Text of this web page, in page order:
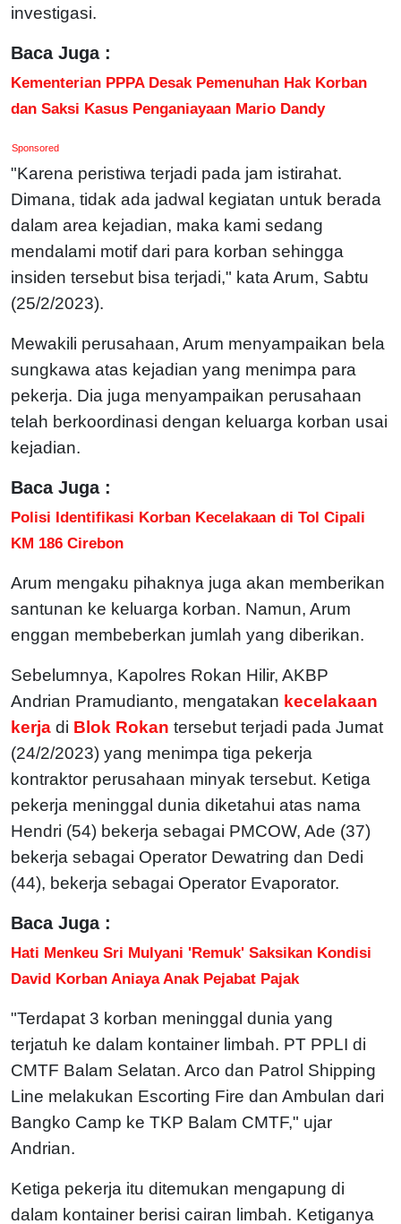
investigasi.
Baca Juga :
Kementerian PPPA Desak Pemenuhan Hak Korban
dan Saksi Kasus Penganiayaan Mario Dandy
Sponsored
"Karena peristiwa terjadi pada jam istirahat.
Dimana, tidak ada jadwal kegiatan untuk berada
dalam area kejadian, maka kami sedang
mendalami motif dari para korban sehingga
insiden tersebut bisa terjadi," kata Arum, Sabtu
(25/2/2023).
Mewakili perusahaan, Arum menyampaikan bela
sungkawa atas kejadian yang menimpa para
pekerja. Dia juga menyampaikan perusahaan
telah berkoordinasi dengan keluarga korban usai
kejadian.
Baca Juga :
Polisi Identifikasi Korban Kecelakaan di Tol Cipali
KM 186 Cirebon
Arum mengaku pihaknya juga akan memberikan
santunan ke keluarga korban. Namun, Arum
enggan membeberkan jumlah yang diberikan.
Sebelumnya, Kapolres Rokan Hilir, AKBP
Andrian Pramudianto, mengatakan kecelakaan
kerja di Blok Rokan tersebut terjadi pada Jumat
(24/2/2023) yang menimpa tiga pekerja
kontraktor perusahaan minyak tersebut. Ketiga
pekerja meninggal dunia diketahui atas nama
Hendri (54) bekerja sebagai PMCOW, Ade (37)
bekerja sebagai Operator Dewatring dan Dedi
(44), bekerja sebagai Operator Evaporator.
Baca Juga :
Hati Menkeu Sri Mulyani 'Remuk' Saksikan Kondisi
David Korban Aniaya Anak Pejabat Pajak
"Terdapat 3 korban meninggal dunia yang
terjatuh ke dalam kontainer limbah. PT PPLI di
CMTF Balam Selatan. Arco dan Patrol Shipping
Line melakukan Escorting Fire dan Ambulan dari
Bangko Camp ke TKP Balam CMTF," ujar
Andrian.
Ketiga pekerja itu ditemukan mengapung di
dalam kontainer berisi cairan limbah. Ketiganya